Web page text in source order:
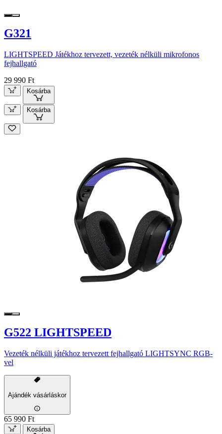
G321
LIGHTSPEED Játékhoz tervezett, vezeték nélküli mikrofonos
fejhallgató
29 990 Ft
Kosárba
Kosárba
G522 LIGHTSPEED
Vezeték nélküli játékhoz tervezett fejhallgató LIGHTSYNC RGB-
vel
Ajándék vásárláskor
65 990 Ft
Kosárba